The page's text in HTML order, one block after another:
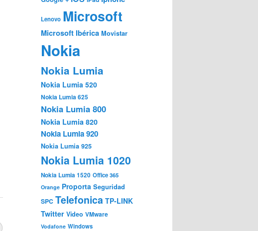
Lenovo Microsoft
Microsoft Ibérica Movistar
Nokia
Nokia Lumia
Nokia Lumia 520
Nokia Lumia 625
Nokia Lumia 800
Nokia Lumia 820
Nokia Lumia 920
Nokia Lumia 925
Nokia Lumia 1020
Nokia Lumia 1520 Office 365
Orange Proporta Seguridad
SPC Telefonica TP-LINK
Twitter Video VMware
Vodafone Windows